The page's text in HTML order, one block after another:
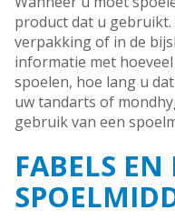
product dat u gebruikt.
verpakking of in de
informatie met
spoelen, hoe lang u
uw tandarts of
gebruik van een
FABELS